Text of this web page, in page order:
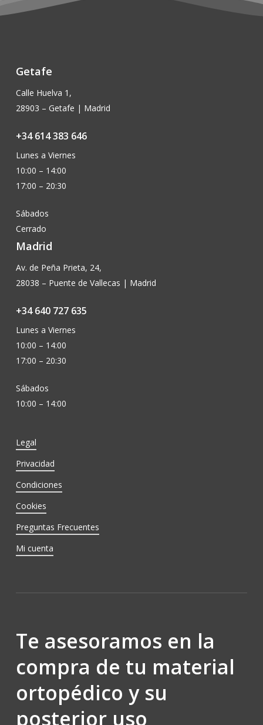
Getafe
Calle Huelva 1,
28903 – Getafe | Madrid
+34 614 383 646
Lunes a Viernes
10:00 – 14:00
17:00 – 20:30
Sábados
Cerrado
Madrid
Av. de Peña Prieta, 24,
28038 – Puente de Vallecas | Madrid
+34 640 727 635
Lunes a Viernes
10:00 – 14:00
17:00 – 20:30
Sábados
10:00 – 14:00
Legal
Privacidad
Condiciones
Cookies
Preguntas Frecuentes
Mi cuenta
Te asesoramos en la
compra de tu material
ortopédico y su
posterior uso